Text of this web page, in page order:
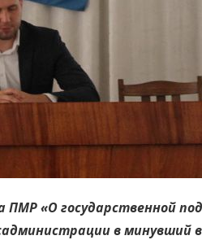
ПМР «О государственной
в минувший